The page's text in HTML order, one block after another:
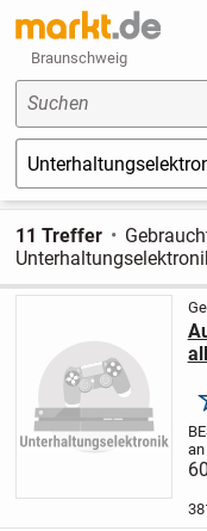
Braunschweig
Suchen
11 Treffer